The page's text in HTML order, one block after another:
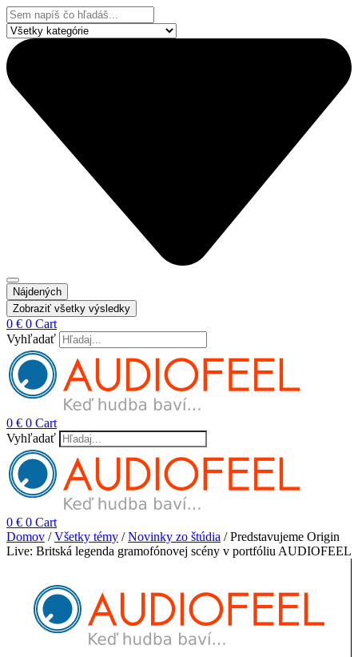
Preskočiť
na
obsah
Search
...
Nájdených
Zobraziť všetky výsledky
0 € 0 Cart
Vyhľadať
0 € 0 Cart
Vyhľadať
0 € 0 Cart
Domov /Všetky témy /Novinky zo štúdia / Predstavujeme Origin
Live: Britská legenda gramofónovej scény v portfóliu AUDIOFEEL